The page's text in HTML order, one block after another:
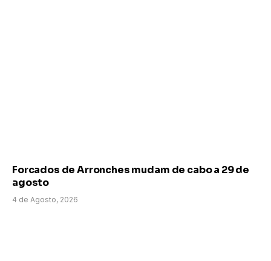
Forcados de Arronches mudam de cabo a 29 de
agosto
4 de Agosto, 2026